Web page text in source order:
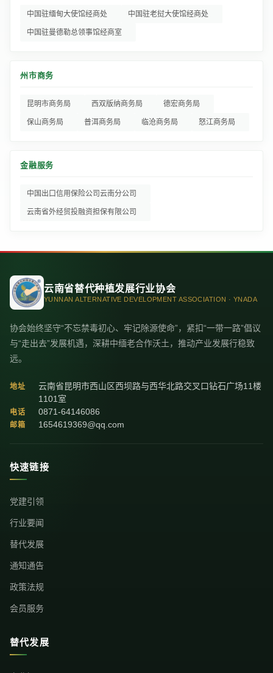
中国驻缅甸大使馆经商处 中国驻老挝大使馆经商处
中国驻曼德勒总领事馆经商室
州市商务
昆明市商务局 西双版纳商务局 德宏商务局
保山商务局 普洱商务局 临沧商务局 怒江商务局
金融服务
中国出口信用保险公司云南分公司
云南省外经贸投融资担保有限公司
云南省替代种植发展行业协会
YUNNAN ALTERNATIVE DEVELOPMENT ASSOCIATION · YNADA
协会始终坚守“不忘禁毒初心、牢记除源使命”，紧扣“一带一路”倡议
与“走出去”发展机遇，深耕中缅老合作沃土，推动产业发展行稳致
远。
地址
云南省昆明市西山区西坝路与西华北路交叉口钻石广场11楼
1101室
电话 0871-64146086
邮箱 1654619369@qq.com
快速链接
党建引领
行业要闻
替代发展
通知通告
政策法规
会员服务
替代发展